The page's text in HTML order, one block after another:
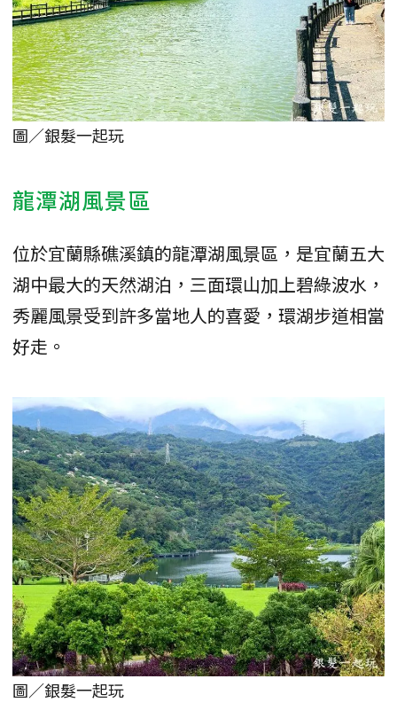
圖／銀髮一起玩
龍潭湖風景區
位於宜蘭縣礁溪鎮的龍潭湖風景區，是宜蘭五大
湖中最大的天然湖泊，三面環山加上碧綠波水，
秀麗風景受到許多當地人的喜愛，環湖步道相當
好走。
圖／銀髮一起玩